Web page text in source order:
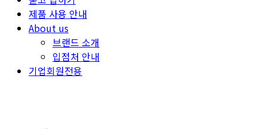
제품 사용 안내
About us
브랜드 소개
입점처 안내
기업회원전용